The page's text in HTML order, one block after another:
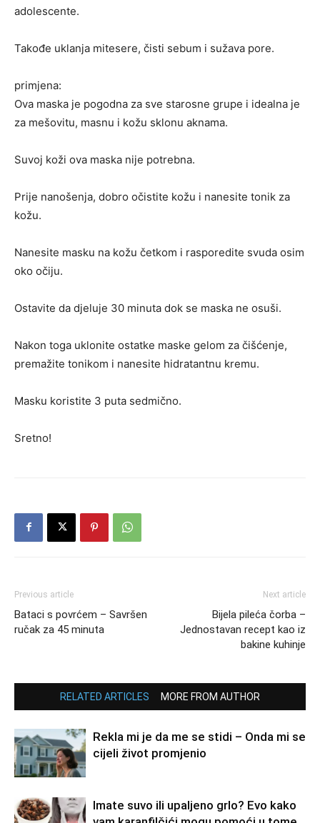
adolescente.
Takođe uklanja mitesere, čisti sebum i sužava pore.
primjena:
Ova maska ​​je pogodna za sve starosne grupe i idealna je
za mešovitu, masnu i kožu sklonu aknama.
Suvoj koži ova maska ​​nije potrebna.
Prije nanošenja, dobro očistite kožu i nanesite tonik za
kožu.
Nanesite masku na kožu četkom i rasporedite svuda osim
oko očiju.
Ostavite da djeluje 30 minuta dok se maska ​​ne osuši.
Nakon toga uklonite ostatke maske gelom za čišćenje,
premažite tonikom i nanesite hidratantnu kremu.
Masku koristite 3 puta sedmično.
Sretno!
Previous article
Bataci s povrćem – Savršen
ručak za 45 minuta
Next article
Bijela pileća čorba –
Jednostavan recept kao iz
bakine kuhinje
RELATED ARTICLES MORE FROM AUTHOR
Rekla mi je da me se stidi – Onda mi se
cijeli život promjenio
Imate suvo ili upaljeno grlo? Evo kako